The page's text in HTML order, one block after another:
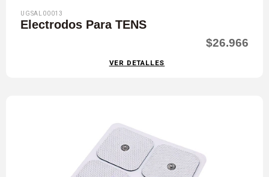
UGSAL00013
Electrodos Para TENS
$26.966
VER DETALLES